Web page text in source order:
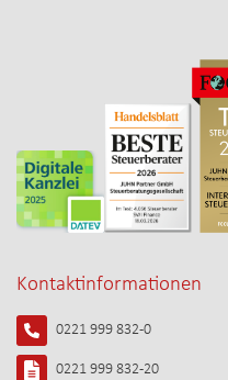
Kontaktinformationen
0221 999 832-0
0221 999 832-20